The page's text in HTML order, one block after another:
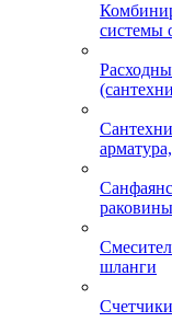
системы
шланги